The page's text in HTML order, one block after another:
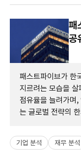
패
공
패스트파이브가 한
지르려는 모습을 살
점유율을 늘려가며
는 글로벌 전략의
기업 분석 재무 분석